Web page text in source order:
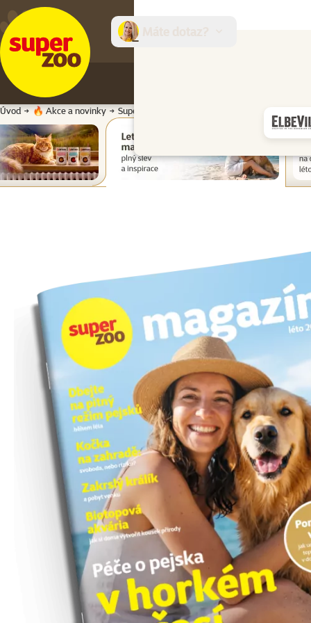
Úvod 🔥 Akce a novinky Super zoo magazín léto 2026